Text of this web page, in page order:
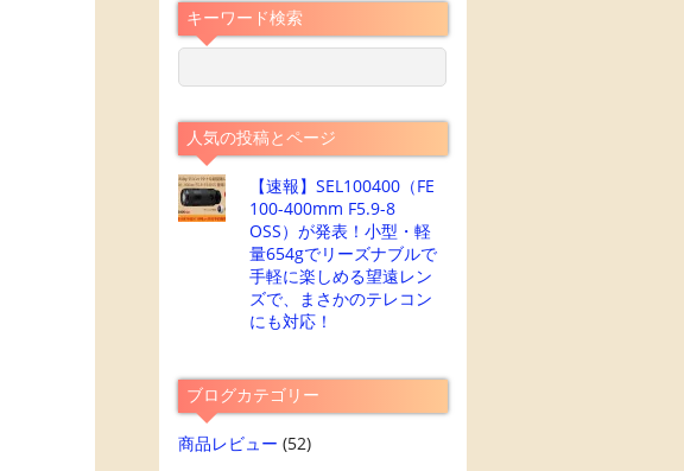
キーワード検索
人気の投稿とページ
【速報】SEL100400（FE
100-400mm F5.9-8
OSS）が発表！小型・軽
量654gでリーズナブルで
手軽に楽しめる望遠レン
ズで、まさかのテレコン
にも対応！
ブログカテゴリー
商品レビュー (52)